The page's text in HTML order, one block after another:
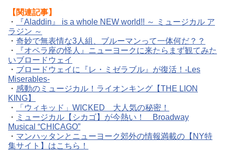
【関連記事】
・
『Aladdin』 is a whole NEW world!! ～ ミュージカル ア
ラジン ～
・ 奇妙で無表情な3人組、ブルーマンって一体何だ？？
・
『オペラ座の怪人』ニューヨークに来たらまず観てみた
いブロードウェイ
・ ブロードウェイに『レ・ミゼラブル』が復活！-Les
Miserables-
・ 感動のミュージカル！ライオンキング【THE LION
KING】
・
「ウィキッド」WICKED 大人気の秘密！
・ ミュージカル【シカゴ】が今熱い！ Broadway
Musical “CHICAGO”
・ マンハッタンとニューヨーク郊外の情報満載の【NY特
集サイト】はこちら！